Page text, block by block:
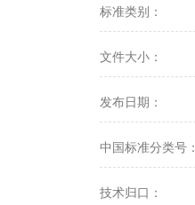
标准类别：
文件大小：
发布日期：
中国标准分类号：
技术归口：